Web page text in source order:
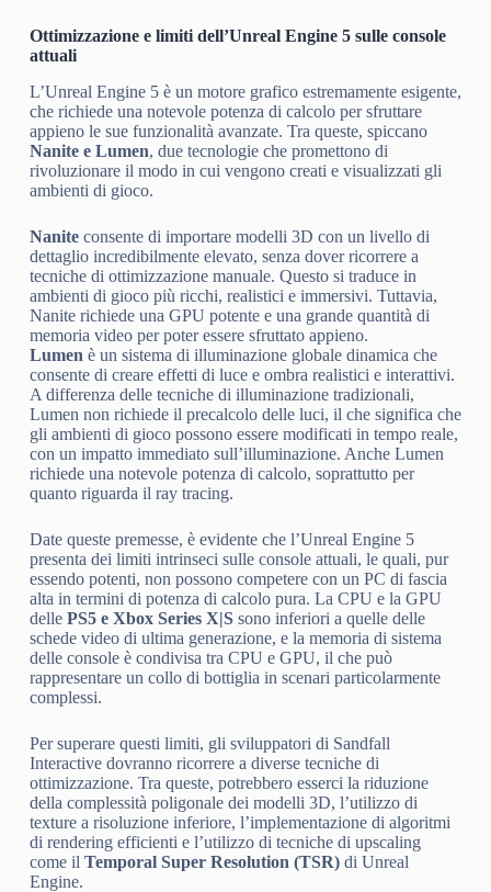
Ottimizzazione e limiti dell’Unreal Engine 5 sulle console
attuali
L’Unreal Engine 5 è un motore grafico estremamente esigente,
che richiede una notevole potenza di calcolo per sfruttare
appieno le sue funzionalità avanzate. Tra queste, spiccano
Nanite e Lumen, due tecnologie che promettono di
rivoluzionare il modo in cui vengono creati e visualizzati gli
ambienti di gioco.
Naniteconsente di importare modelli 3D con un livello di
dettaglio incredibilmente elevato, senza dover ricorrere a
tecniche di ottimizzazione manuale. Questo si traduce in
ambienti di gioco più ricchi, realistici e immersivi. Tuttavia,
Nanite richiede una GPU potente e una grande quantità di
memoria video per poter essere sfruttato appieno.
Lumen è un sistema di illuminazione globale dinamica che
consente di creare effetti di luce e ombra realistici e interattivi.
A differenza delle tecniche di illuminazione tradizionali,
Lumen non richiede il precalcolo delle luci, il che significa che
gli ambienti di gioco possono essere modificati in tempo reale,
con un impatto immediato sull’illuminazione. Anche Lumen
richiede una notevole potenza di calcolo, soprattutto per
quanto riguarda il ray tracing.
Date queste premesse, è evidente che l’Unreal Engine 5
presenta dei limiti intrinseci sulle console attuali, le quali, pur
essendo potenti, non possono competere con un PC di fascia
alta in termini di potenza di calcolo pura. La CPU e la GPU
delle PS5 e Xbox Series X|Ssono inferiori a quelle delle
schede video di ultima generazione, e la memoria di sistema
delle console è condivisa tra CPU e GPU, il che può
rappresentare un collo di bottiglia in scenari particolarmente
complessi.
Per superare questi limiti, gli sviluppatori di Sandfall
Interactive dovranno ricorrere a diverse tecniche di
ottimizzazione. Tra queste, potrebbero esserci la riduzione
della complessità poligonale dei modelli 3D, l’utilizzo di
texture a risoluzione inferiore, l’implementazione di algoritmi
di rendering efficienti e l’utilizzo di tecniche di upscaling
come il Temporal Super Resolution (TSR)di Unreal
Engine.